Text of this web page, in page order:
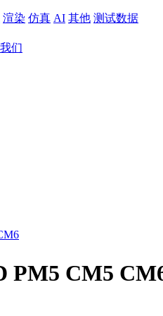
渲染 仿真 AI 其他 测试数据
们
PM5 CM5